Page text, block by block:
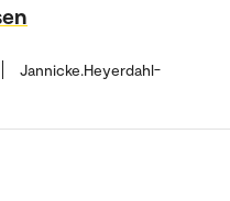
Jannicke.Heyerdahl-